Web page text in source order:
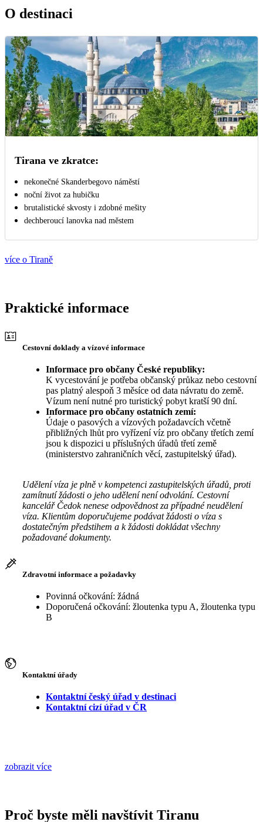
O destinaci
Tirana ve zkratce:
nekonečné Skanderbegovo náměstí
noční život za hubičku
brutalistické skvosty i zdobné mešity
dechberoucí lanovka nad městem
více o Tiraně
Praktické informace
Cestovní doklady a vízové informace
Informace pro občany České republiky:
K vycestování je potřeba občanský průkaz nebo cestovní
pas platný alespoň 3 měsíce od data návratu do země.
Vízum není nutné pro turistický pobyt kratší 90 dní.
Informace pro občany ostatních zemí:
Údaje o pasových a vízových požadavcích včetně
přibližných lhůt pro vyřízení víz pro občany třetích zemí
jsou k dispozici u příslušných úřadů třetí země
(ministerstvo zahraničních věcí, zastupitelský úřad).
Udělení víza je plně v kompetenci zastupitelských úřadů, proti
zamítnutí žádosti o jeho udělení není odvolání. Cestovní
kancelář Čedok nenese odpovědnost za případné neudělení
víza. Klientům doporučujeme podávat žádosti o víza s
dostatečným předstihem a k žádosti dokládat všechny
požadované dokumenty.
Zdravotní informace a požadavky
Povinná očkování: žádná
Doporučená očkování: žloutenka typu A, žloutenka typu
B
Kontaktní úřady
Kontaktní český úřad v destinaci
Kontaktní cizí úřad v ČR
zobrazit více
Proč byste měli navštívit Tiranu